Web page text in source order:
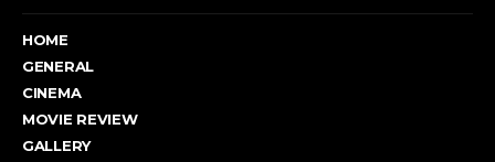
HOME
GENERAL
CINEMA
MOVIE REVIEW
GALLERY